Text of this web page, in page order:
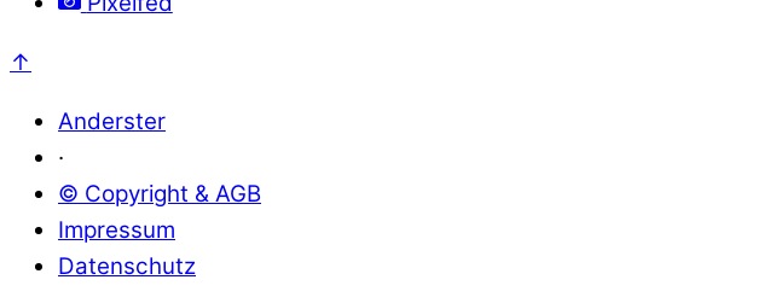
↑
Anderster
·
© Copyright & AGB
Impressum
Datenschutz